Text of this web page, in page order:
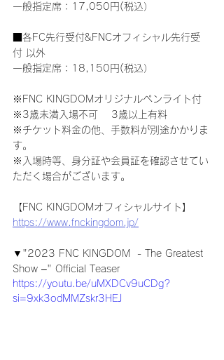
一般指定席：17,050円(税込）
■各FC先行受付&FNCオフィシャル先行受
付 以外
一般指定席：18,150円(税込）
※FNC KINGDOMオリジナルペンライト付
※3歳未満入場不可　 3歳以上有料
※チケット料金の他、手数料が別途かかりま
す。
※入場時等、身分証や会員証を確認させてい
ただく場合がございます。
【FNC KINGDOMオフィシャルサイト】
https://www.fnckingdom.jp/
▼"2023 FNC KINGDOM  - The Greatest
Show –" Official Teaser
https://youtu.be/uMXDCv9uCDg?
si=9xk3odMMZskr3HEJ